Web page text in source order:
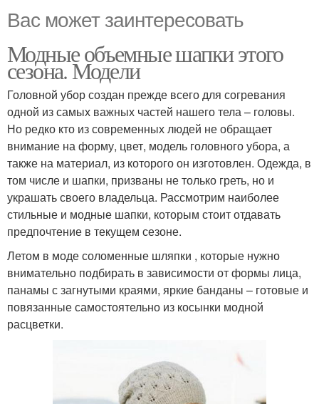
Вас может заинтересовать
Модные объемные шапки этого
сезона. Модели
Головной убор создан прежде всего для согревания
одной из самых важных частей нашего тела – головы.
Но редко кто из современных людей не обращает
внимание на форму, цвет, модель головного убора, а
также на материал, из которого он изготовлен. Одежда, в
том числе и шапки, призваны не только греть, но и
украшать своего владельца. Рассмотрим наиболее
стильные и модные шапки, которым стоит отдавать
предпочтение в текущем сезоне.
Летом в моде соломенные шляпки , которые нужно
внимательно подбирать в зависимости от формы лица,
панамы с загнутыми краями, яркие банданы – готовые и
повязанные самостоятельно из косынки модной
расцветки.